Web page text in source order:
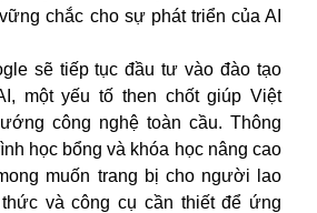
chắc cho sự phát triển của AI
sẽ tiếp tục đầu tư vào đào tạo
một yếu tố then chốt giúp Việt
công nghệ toàn cầu. Thông
học bổng và khóa học nâng cao
muốn trang bị cho người lao
và công cụ cần thiết để ứng